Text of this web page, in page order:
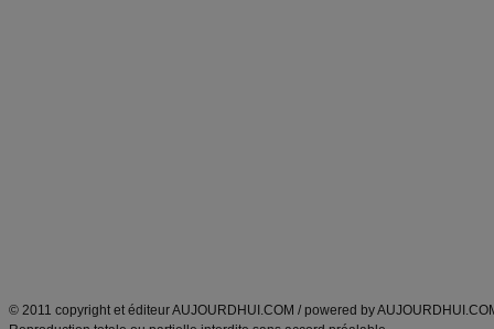
© 2011 copyright et éditeur AUJOURDHUI.COM / powered by